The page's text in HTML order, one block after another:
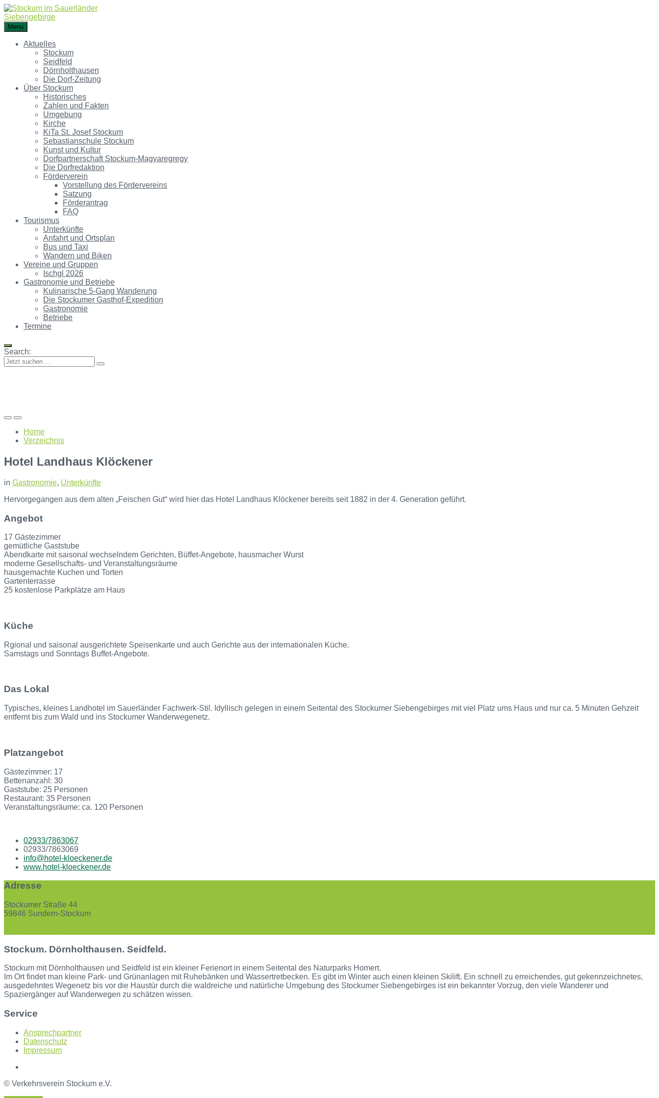
Menu
Aktuelles
Stockum
Seidfeld
Dörnholthausen
Die Dorf-Zeitung
Über Stockum
Historisches
Zahlen und Fakten
Umgebung
Kirche
KiTa St. Josef Stockum
Sebastianschule Stockum
Kunst und Kultur
Dorfpartnerschaft Stockum-Magyaregregy
Die Dorfredaktion
Förderverein
Vorstellung des Fördervereins
Satzung
Förderantrag
FAQ
Tourismus
Unterkünfte
Anfahrt und Ortsplan
Bus und Taxi
Wandern und Biken
Vereine und Gruppen
Ischgl 2026
Gastronomie und Betriebe
Kulinarische 5-Gang Wanderung
Die Stockumer Gasthof-Expedition
Gastronomie
Betriebe
Termine
Search:
Home
Verzeichnis
Hotel Landhaus Klöckener
in Gastronomie, Unterkünfte
Hervorgegangen aus dem alten „Feischen Gut“ wird hier das Hotel Landhaus Klöckener bereits seit 1882 in der 4. Generation geführt.
Angebot
17 Gästezimmer
gemütliche Gaststube
Abendkarte mit saisonal wechselndem Gerichten, Büffet-Angebote, hausmacher Wurst
moderne Gesellschafts- und Veranstaltungsräume
hausgemachte Kuchen und Torten
Gartenterrasse
25 kostenlose Parkplätze am Haus
Küche
Rgional und saisonal ausgerichtete Speisenkarte und auch Gerichte aus der internationalen Küche.
Samstags und Sonntags Buffet-Angebote.
Das Lokal
Typisches, kleines Landhotel im Sauerländer Fachwerk-Stil. Idyllisch gelegen in einem Seitental des Stockumer Siebengebirges mit viel Platz ums Haus und nur ca. 5 Minuten Gehzeit
entfernt bis zum Wald und ins Stockumer Wanderwegenetz.
Platzangebot
Gästezimmer: 17
Bettenanzahl: 30
Gaststube: 25 Personen
Restaurant: 35 Personen
Veranstaltungsräume: ca. 120 Personen
02933/7863067
02933/7863069
info@hotel-kloeckener.de
www.hotel-kloeckener.de
Adresse
Stockumer Straße 44
59846 Sundern-Stockum
Stockum. Dörnholthausen. Seidfeld.
Stockum mit Dörnholthausen und Seidfeld ist ein kleiner Ferienort in einem Seitental des Naturparks Homert.
Im Ort findet man kleine Park- und Grünanlagen mit Ruhebänken und Wassertretbecken. Es gibt im Winter auch einen kleinen Skilift. Ein schnell zu erreichendes, gut gekennzeichnetes,
ausgedehntes Wegenetz bis vor die Haustür durch die waldreiche und natürliche Umgebung des Stockumer Siebengebirges ist ein bekannter Vorzug, den viele Wanderer und
Spaziergänger auf Wanderwegen zu schätzen wissen.
Service
Ansprechpartner
Datenschutz
Impressum
© Verkehrsverein Stockum e.V.